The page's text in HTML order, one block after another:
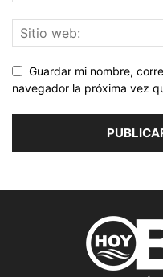
Guardar mi nombre,
navegador la próxima vez